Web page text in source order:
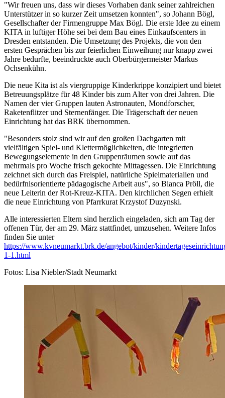
"Wir freuen uns, dass wir dieses Vorhaben dank seiner zahlreichen
Unterstützer in so kurzer Zeit umsetzen konnten", so Johann Bögl,
Gesellschafter der Firmengruppe Max Bögl. Die erste Idee zu einem
KITA in luftiger Höhe sei bei dem Bau eines Einkaufscenters in
Dresden entstanden. Die Umsetzung des Projekts, die von den
ersten Gesprächen bis zur feierlichen Einweihung nur knapp zwei
Jahre bedurfte, beeindruckte auch Oberbürgermeister Markus
Ochsenkühn.
Die neue Kita ist als viergruppige Kinderkrippe konzipiert und bietet
Betreuungsplätze für 48 Kinder bis zum Alter von drei Jahren. Die
Namen der vier Gruppen lauten Astronauten, Mondforscher,
Raketenflitzer und Sternenfänger. Die Trägerschaft der neuen
Einrichtung hat das BRK übernommen.
"Besonders stolz sind wir auf den großen Dachgarten mit
vielfältigen Spiel- und Klettermöglichkeiten, die integrierten
Bewegungselemente in den Gruppenräumen sowie auf das
mehrmals pro Woche frisch gekochte Mittagessen. Die Einrichtung
zeichnet sich durch das Freispiel, natürliche Spielmaterialien und
bedürfnisorientierte pädagogische Arbeit aus", so Bianca Pröll, die
neue Leiterin der Rot-Kreuz-KITA. Den kirchlichen Segen erhielt
die neue Einrichtung von Pfarrkurat Krzystof Duzynski.
Alle interessierten Eltern sind herzlich eingeladen, sich am Tag der
offenen Tür, der am 29. März stattfindet, umzusehen. Weitere Infos
finden Sie unter
https://www.kvneumarkt.brk.de/angebot/kinder/
1-1.html
Fotos: Lisa Niebler/Stadt Neumarkt